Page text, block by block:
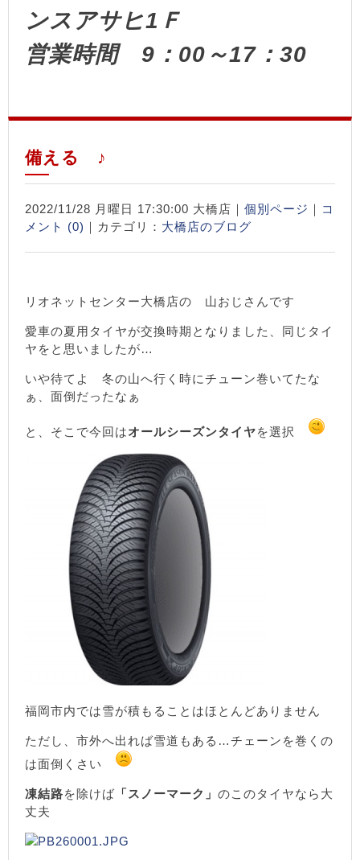
ンスアサヒ1Ｆ
営業時間 9：00～17：30
備える ♪
2022/11/28 月曜日 17:30:00 大橋店｜ 個別ページ ｜ コ
メント (0) ｜カテゴリ： 大橋店のブログ
リオネットセンター大橋店の 山おじさんです
愛車の夏用タイヤが交換時期となりました、同じタイ
ヤをと思いましたが…
いや待てよ 冬の山へ行く時にチューン巻いてたな
ぁ、面倒だったなぁ
と、そこで今回はオールシーズンタイヤを選択
福岡市内では雪が積もることはほとんどありません
ただし、市外へ出れば雪道もある…チェーンを巻くの
は面倒くさい
凍結路を除けば 「スノーマーク」 のこのタイヤなら大
丈夫